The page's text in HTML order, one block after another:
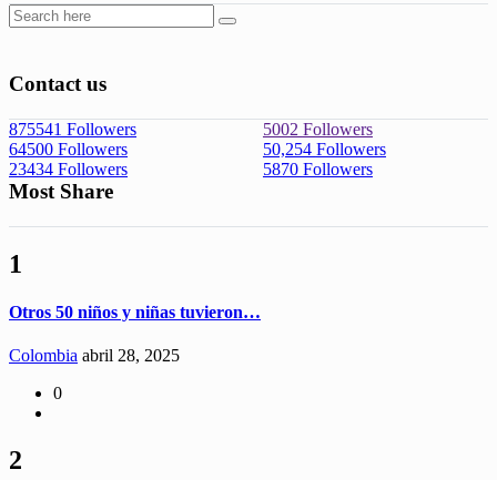
Contact us
875541 Followers 5002 Followers
64500 Followers 50,254 Followers
23434 Followers 5870 Followers
Most Share
1
Otros 50 niños y niñas tuvieron…
Colombia abril 28, 2025
0
2